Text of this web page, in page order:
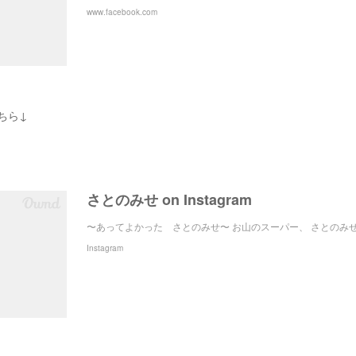
www.facebook.com
ら↓
さとのみせ on Instagram
〜あってよかった さとのみせ〜 お山のスーパー、 さとのみ
Instagram